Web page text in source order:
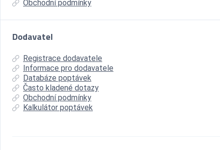
Obchodní podmínky
Dodavatel
Registrace dodavatele
Informace pro dodavatele
Databáze poptávek
Často kladené dotazy
Obchodní podmínky
Kalkulátor poptávek